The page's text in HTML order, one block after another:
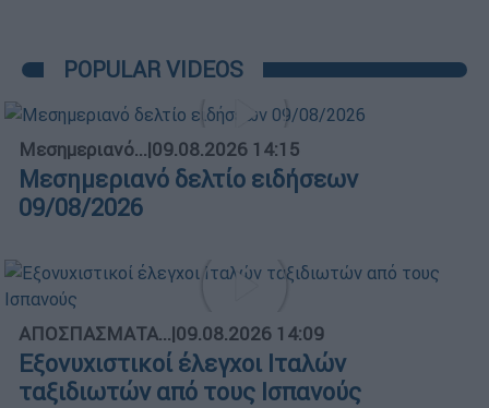
POPULAR VIDEOS
Μεσημεριανό...|09.08.2026 14:15
Μεσημεριανό δελτίο ειδήσεων
09/08/2026
ΑΠΟΣΠΑΣΜΑΤΑ...|09.08.2026 14:09
Εξονυχιστικοί έλεγχοι Ιταλών
ταξιδιωτών από τους Ισπανούς